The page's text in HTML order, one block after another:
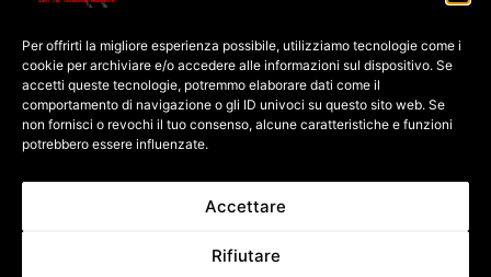
Per offrirti la migliore esperienza possibile, utilizziamo tecnologie come i
cookie per archiviare e/o accedere alle informazioni sul dispositivo. Se
accetti queste tecnologie, potremmo elaborare dati come il
comportamento di navigazione o gli ID univoci su questo sito web. Se
non fornisci o revochi il tuo consenso, alcune caratteristiche e funzioni
potrebbero essere influenzate.
Accettare
Rifiutare
Protezione dei dati
Politica sui cookie (UE)
Pagamento e
spedizione
Diritto di recesso per i
corsi
Diritto di recesso per la
merce
tedesca; Il prezzo totale